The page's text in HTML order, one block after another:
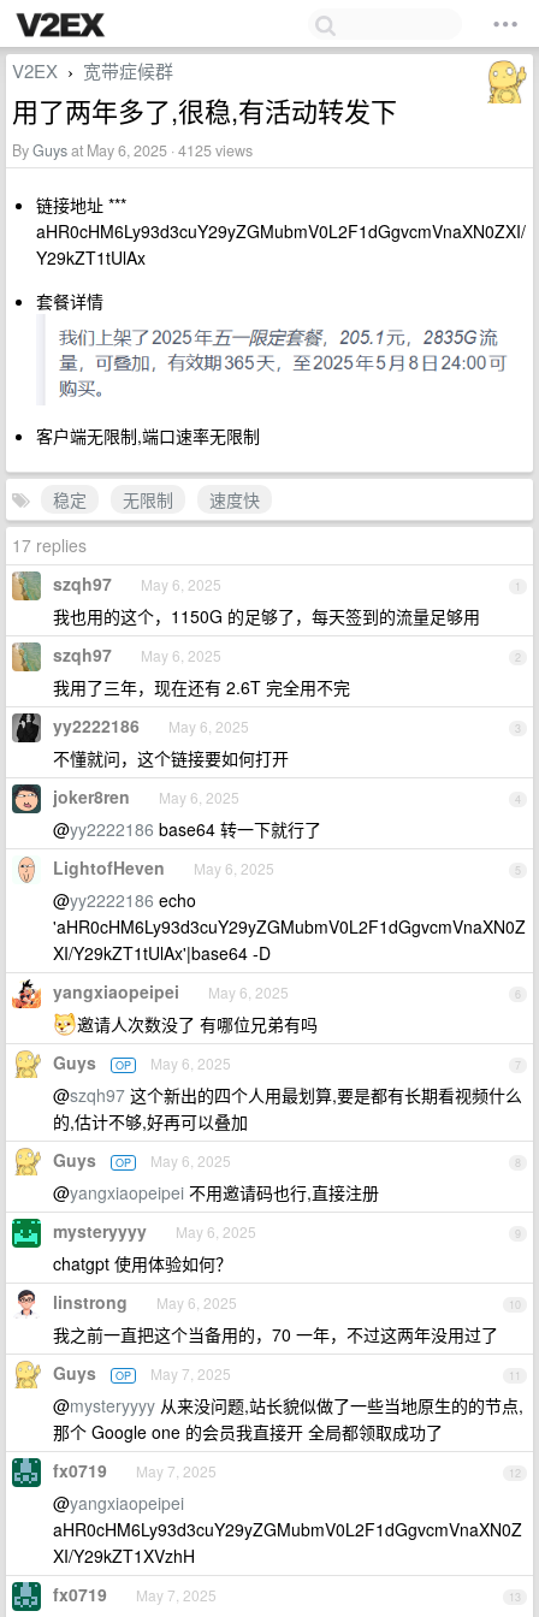
V2EX › 宽带症候群
用了两年多了,很稳,有活动转发下
ByGuysat May 6, 2025 · 4125 views
链接地址 ***
aHR0cHM6Ly93d3cuY29yZGMubmV0L2F1dGgvcmVnaXN0ZXI/
Y29kZT1tUlAx
套餐详情
客户端无限制,端口速率无限制
稳定 无限制
速度快
17 replies
1
szqh97 May 6, 2025
我也用的这个，1150G 的足够了，每天签到的流量足够用
2
szqh97 May 6, 2025
我用了三年，现在还有 2.6T 完全用不完
3
yy2222186 May 6, 2025
不懂就问，这个链接要如何打开
4
joker8ren May 6, 2025
@yy2222186 base64 转一下就行了
5
LightofHeven May 6, 2025
@yy2222186 echo
'aHR0cHM6Ly93d3cuY29yZGMubmV0L2F1dGgvcmVnaXN0Z
XI/Y29kZT1tUlAx'|base64 -D
6
yangxiaopeipei May 6, 2025
邀请人次数没了 有哪位兄弟有吗
7
Guys OP May 6, 2025
@szqh97 这个新出的四个人用最划算,要是都有长期看视频什么
的,估计不够,好再可以叠加
8
Guys OP May 6, 2025
@yangxiaopeipei 不用邀请码也行,直接注册
9
mysteryyyy May 6, 2025
chatgpt 使用体验如何？
10
linstrong May 6, 2025
我之前一直把这个当备用的，70 一年，不过这两年没用过了
11
Guys OP May 7, 2025
@mysteryyyy 从来没问题,站长貌似做了一些当地原生的的节点,
那个 Google one 的会员我直接开 全局都领取成功了
12
fx0719 May 7, 2025
@yangxiaopeipei
aHR0cHM6Ly93d3cuY29yZGMubmV0L2F1dGgvcmVnaXN0Z
XI/Y29kZT1XVzhH
13
fx0719 May 7, 2025